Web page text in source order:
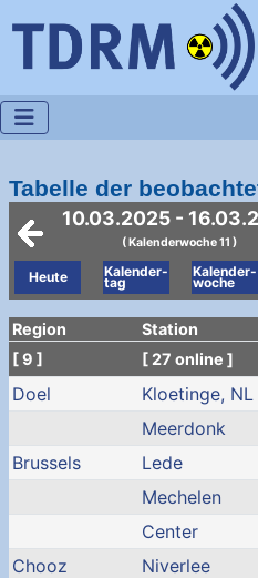
Tabelle der
10.03.2025 -
( Kalenderwoche 11 )
Heute Kalender-
tag
Kalender-
woche
Region Station
[ 9 ]
[ 27 online ]
Doel Kloetinge, NL
Meerdonk
Brussels
Lede
Mechelen
Center
Chooz
Niverlee